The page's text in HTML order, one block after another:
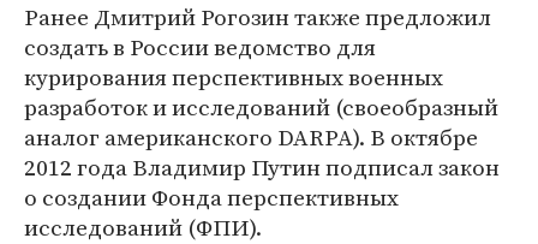
Ранее Дмитрий Рогозин также предложил
создать в России ведомство для
курирования перспективных военных
разработок и исследований (своеобразный
аналог американского DARPA). В октябре
2012 года Владимир Путин подписал закон
о создании Фонда перспективных
исследований (ФПИ).